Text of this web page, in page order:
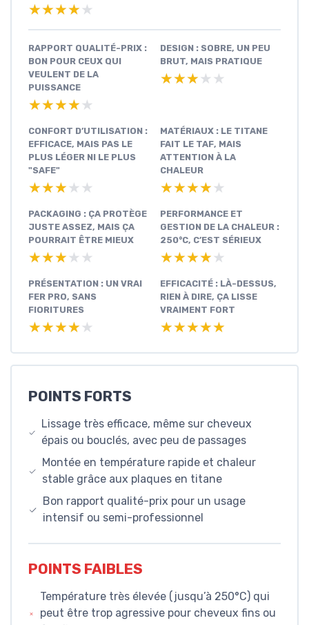
★★★★★
★★★★★
RAPPORT QUALITÉ-PRIX :
BON POUR CEUX QUI
VEULENT DE LA
PUISSANCE
★★★★★
★★★★★
DESIGN : SOBRE, UN PEU
BRUT, MAIS PRATIQUE
★★★★★
★★★★★
CONFORT D’UTILISATION :
EFFICACE, MAIS PAS LE
PLUS LÉGER NI LE PLUS
"SAFE"
★★★★★
★★★★★
MATÉRIAUX : LE TITANE
FAIT LE TAF, MAIS
ATTENTION À LA
CHALEUR
★★★★★
★★★★★
PACKAGING : ÇA PROTÈGE
JUSTE ASSEZ, MAIS ÇA
POURRAIT ÊTRE MIEUX
★★★★★
★★★★★
PERFORMANCE ET
GESTION DE LA CHALEUR :
250°C, C’EST SÉRIEUX
★★★★★
★★★★★
PRÉSENTATION : UN VRAI
FER PRO, SANS
FIORITURES
★★★★★
★★★★★
EFFICACITÉ : LÀ-DESSUS,
RIEN À DIRE, ÇA LISSE
VRAIMENT FORT
★★★★★
★★★★★
POINTS FORTS
Lissage très efficace, même sur cheveux
épais ou bouclés, avec peu de passages
Montée en température rapide et chaleur
stable grâce aux plaques en titane
Bon rapport qualité-prix pour un usage
intensif ou semi-professionnel
POINTS FAIBLES
Température très élevée (jusqu’à 250°C) qui
peut être trop agressive pour cheveux fins ou